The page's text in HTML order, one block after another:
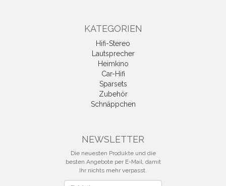
KATEGORIEN
Hifi-Stereo
Lautsprecher
Heimkino
Car-Hifi
Sparsets
Zubehör
Schnäppchen
NEWSLETTER
Die neuesten Produkte und die
besten Angebote per E-Mail, damit
Ihr nichts mehr verpasst.